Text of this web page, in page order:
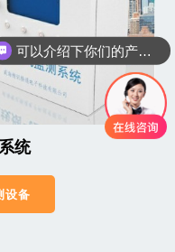
统
设备
可以介绍下你们的产品么
你们是怎么收费的呢